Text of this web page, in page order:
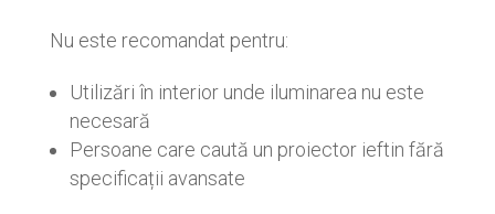
Nu este recomandat pentru:
Utilizări în interior unde iluminarea nu este
necesară
Persoane care caută un proiector ieftin fără
specificații avansate